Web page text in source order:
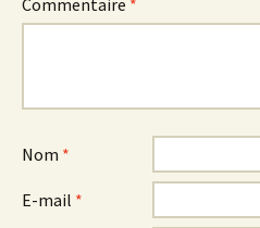
Nom *
E-mail *